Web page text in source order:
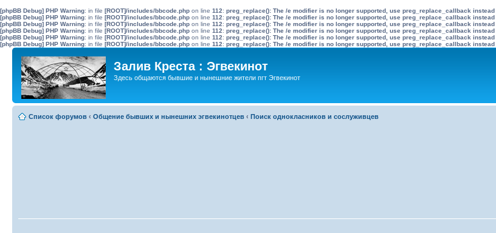
[phpBB Debug] PHP Warning: in file [ROOT]/includes/bbcode.php on line 112: preg_replace(): The /e modifier is no longer supported, use preg_replace_callback instead
[phpBB Debug] PHP Warning: in file [ROOT]/includes/bbcode.php on line 112: preg_replace(): The /e modifier is no longer supported, use preg_replace_callback instead
[phpBB Debug] PHP Warning: in file [ROOT]/includes/bbcode.php on line 112: preg_replace(): The /e modifier is no longer supported, use preg_replace_callback instead
[phpBB Debug] PHP Warning: in file [ROOT]/includes/bbcode.php on line 112: preg_replace(): The /e modifier is no longer supported, use preg_replace_callback instead
[phpBB Debug] PHP Warning: in file [ROOT]/includes/bbcode.php on line 112: preg_replace(): The /e modifier is no longer supported, use preg_replace_callback instead
[phpBB Debug] PHP Warning: in file [ROOT]/includes/bbcode.php on line 112: preg_replace(): The /e modifier is no longer supported, use preg_replace_callback instead
Залив Креста : Эгвекинот
Здесь общаются бывшие и нынешние жители пгт Эгвекинот
Список форумов ‹ Общение бывших и нынешних эгвекинотцев ‹ Поиск однокласников и сослуживцев